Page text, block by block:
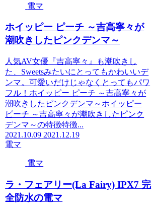
電マ
ホイッピー ピーチ ～吉高寧々が
潮吹きしたピンクデンマ～
人気AV女優『吉高寧々』も潮吹きし
た、Sweetsみたいにとってもかわいいデ
ンマ。可愛いだけじゃなくとってもパワ
フル！ホイッピー ピーチ ～吉高寧々が
潮吹きしたピンクデンマ～ホイッピー
ピーチ ～吉高寧々が潮吹きしたピンク
デンマ～の特徴特徴...
2021.10.09 2021.12.19
電マ
電マ
ラ・フェアリー(La Fairy) IPX7 完
全防水の電マ